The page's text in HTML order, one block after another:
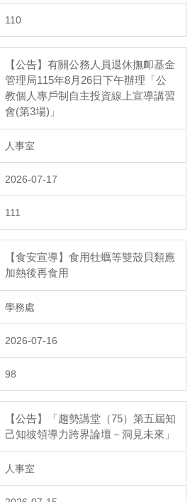
110
【公告】有關公務人員退休撫卹基金
管理局115年8月26日下午辦理「公
教個人專戶制自主投資線上宣導講習
會(第3場)」
人事室
2026-07-17
111
【食安宣導】食用牡蠣等雙殼貝類應
加熱後再食用
學務處
2026-07-16
98
【公告】「趨勢講堂（75）第五屆知
己知彼領導力跨界論壇－洞見未來」
人事室